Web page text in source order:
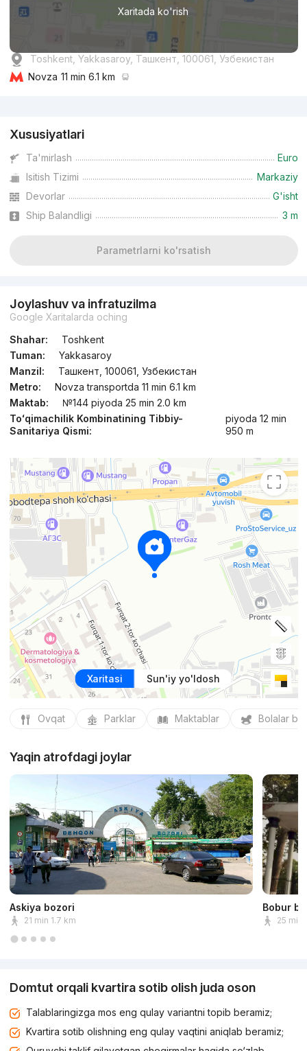
Xaritada ko'rish
Toshkent, Yakkasaroy, Ташкент, 100061, Узбекистан
Novza 11 min 6.1 km
Xususiyatlari
Ta'mirlash
Euro
Isitish Tizimi
Markaziy
Devorlar
G'isht
Ship Balandligi
3 m
Parametrlarni ko'rsatish
Joylashuv va infratuzilma
Google Xaritalarda oching
Shahar:
Toshkent
Tuman:
Yakkasaroy
Manzil:
Ташкент, 100061, Узбекистан
Metro:
Novza transportda 11 min 6.1 km
Maktab:
№144 piyoda 25 min 2.0 km
Toʻqimachilik Kombinatining Tibbiy-
Sanitariya Qismi:
piyoda 12 min
950 m
Xaritasi Sun'iy yo'ldosh
Ovqat Parklar Maktablar Bolalar
Yaqin atrofdagi joylar
Askiya bozori
21 min 1.7 km
Bobur
25 min
Domtut orqali kvartira sotib olish juda oson
Talablaringizga mos eng qulay variantni topib beramiz;
Kvartira sotib olishning eng qulay vaqtini aniqlab beramiz;